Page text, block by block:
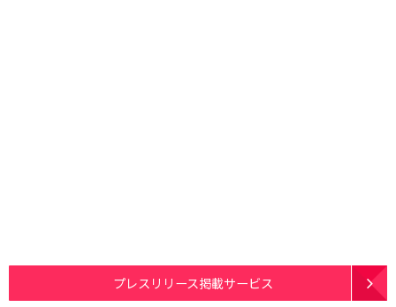
プレスリリース掲載サービス